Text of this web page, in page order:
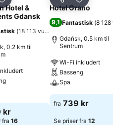
Legg til i favoritter
Hotel &
Gdansk
(18 113 vurderinger
0.2 km til
kr
fra 16
Del Legg til
Hotel Grano
9,1 Fantastisk (8
Gdańsk, 0.5 km til
Sentrum
Wi-Fi inkludert
Basseng
Spa
fra 739 kr
Se priser fra 12